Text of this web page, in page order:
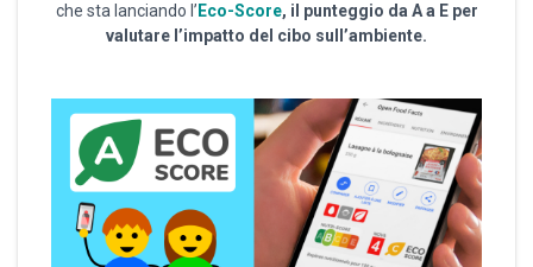
che sta lanciando l’ Eco-Score, il punteggio da A a E per
valutare l’impatto del cibo sull’ambiente.